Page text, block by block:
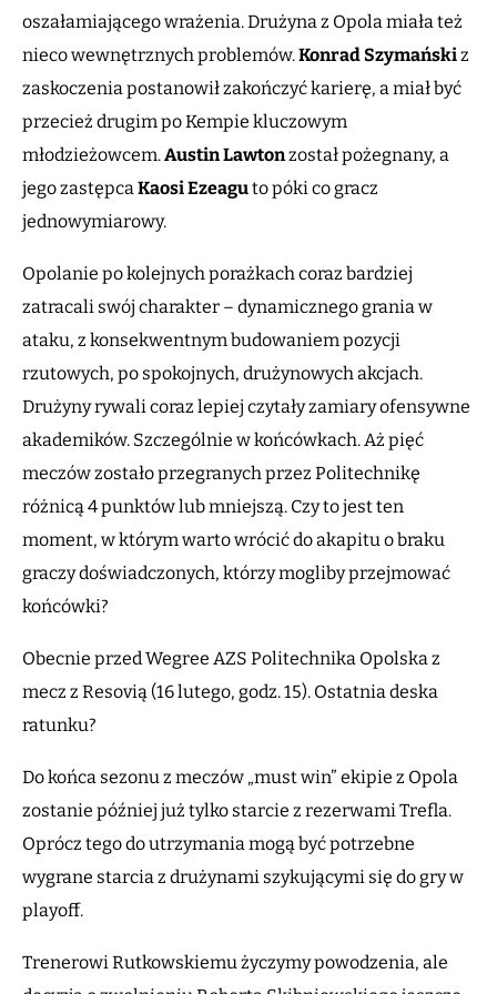
oszałamiającego wrażenia. Drużyna z Opola miała też
nieco wewnętrznych problemów.Konrad Szymańskiz
zaskoczenia postanowił zakończyć karierę, a miał być
przecież drugim po Kempie kluczowym
młodzieżowcem.Austin Lawtonzostał pożegnany, a
jego zastępcaKaosi Ezeaguto póki co gracz
jednowymiarowy.
Opolanie po kolejnych porażkach coraz bardziej
zatracali swój charakter – dynamicznego grania w
ataku, z konsekwentnym budowaniem pozycji
rzutowych, po spokojnych, drużynowych akcjach.
Drużyny rywali coraz lepiej czytały zamiary ofensywne
akademików. Szczególnie w końcówkach. Aż pięć
meczów zostało przegranych przez Politechnikę
różnicą 4 punktów lub mniejszą. Czy to jest ten
moment, w którym warto wrócić do akapitu o braku
graczy doświadczonych, którzy mogliby przejmować
końcówki?
Obecnie przed Wegree AZS Politechnika Opolska z
mecz z Resovią (16 lutego, godz. 15). Ostatnia deska
ratunku?
Do końca sezonu z meczów „must win” ekipie z Opola
zostanie później już tylko starcie z rezerwami Trefla.
Oprócz tego do utrzymania mogą być potrzebne
wygrane starcia z drużynami szykującymi się do gry w
playoff.
Trenerowi Rutkowskiemu życzymy powodzenia, ale